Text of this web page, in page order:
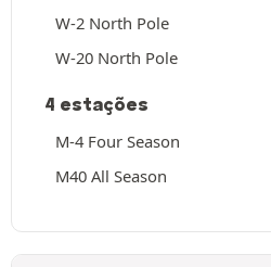
W-2 North Pole
W-20 North Pole
4 estações
M-4 Four Season
M40 All Season